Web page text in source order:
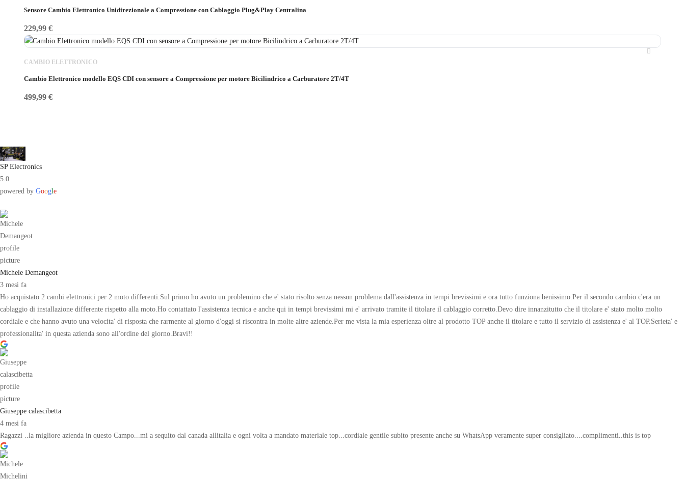
Sensore Cambio Elettronico Unidirezionale a Compressione con Cablaggio Plug&Play Centralina
229,99 €
CAMBIO ELETTRONICO
Cambio Elettronico modello EQS CDI con sensore a Compressione per motore Bicilindrico a Carburatore 2T/4T
499,99 €
SP Electronics
5.0
powered by Google
Michele Demangeot
3 mesi fa
Ho acquistato 2 cambi elettronici per 2 moto differenti.Sul primo ho avuto un problemino che e' stato risolto senza nessun problema dall'assistenza in tempi brevissimi e ora tutto funziona benissimo.Per il secondo cambio c'era un
cablaggio di installazione differente rispetto alla moto.Ho contattato l'assistenza tecnica e anche qui in tempi brevissimi mi e' arrivato tramite il titolare il cablaggio corretto.Devo dire innanzitutto che il titolare e' stato molto molto
cordiale e che hanno avuto una velocita' di risposta che rarmente al giorno d'oggi si riscontra in molte altre aziende.Per me vista la mia esperienza oltre al prodotto TOP anche il titolare e tutto il servizio di assistenza e' al TOP.Serieta' e
professionalita' in questa azienda sono all'ordine del giorno.Bravi!!
Giuseppe calascibetta
4 mesi fa
Ragazzi ..la migliore azienda in questo Campo...mi a sequito dal canada allitalia e ogni volta a mandato materiale top...cordiale gentile subito presente anche su WhatsApp veramente super consigliato....complimenti..this is top